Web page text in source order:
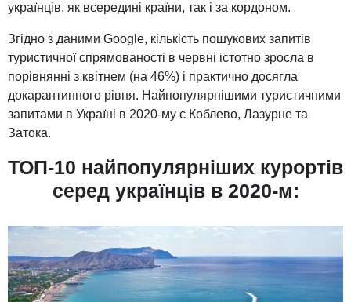
українців, як всередині країни, так і за кордоном.
Згідно з даними Google, кількість пошукових запитів
туристичної спрямованості в червні істотно зросла в
порівнянні з квітнем (на 46%) і практично досягла
докарантинного рівня. Найпопулярнішими туристичними
запитами в Україні в 2020-му є Коблево, Лазурне та
Затока.
ТОП-10 найпопулярніших курортів
серед українців в 2020-м: